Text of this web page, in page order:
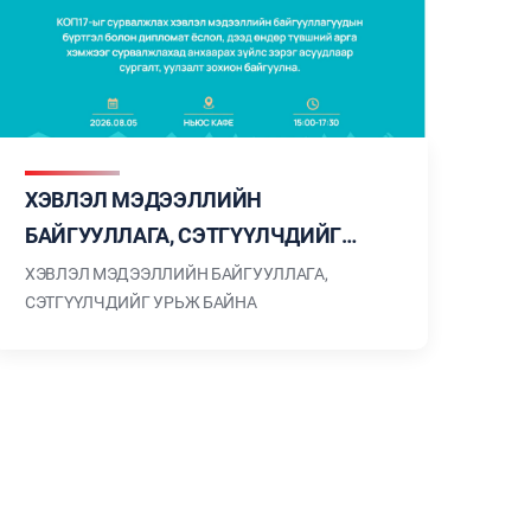
ХЭВЛЭЛ МЭДЭЭЛЛИЙН
БАЙГУУЛЛАГА, СЭТГҮҮЛЧДИЙГ
УРЬЖ БАЙНА
ХЭВЛЭЛ МЭДЭЭЛЛИЙН БАЙГУУЛЛАГА,
СЭТГҮҮЛЧДИЙГ УРЬЖ БАЙНА